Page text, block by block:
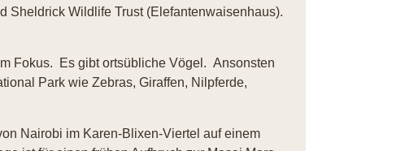
Sheldrick Wildlife Trust (Elefantenwaisenhaus).
Fokus. Es gibt ortsübliche Vögel. Ansonsten
Park wie Zebras, Giraffen, Nilpferde,
Nairobi im Karen-Blixen-Viertel auf einem